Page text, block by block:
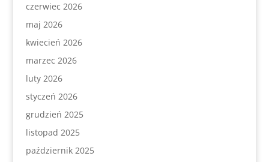
czerwiec 2026
maj 2026
kwiecień 2026
marzec 2026
luty 2026
styczeń 2026
grudzień 2025
listopad 2025
październik 2025